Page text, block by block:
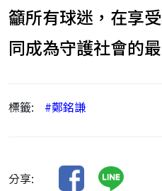
籲所有球迷，在享
同成為守護社會的
標籤: #鄭銘謙
分享: